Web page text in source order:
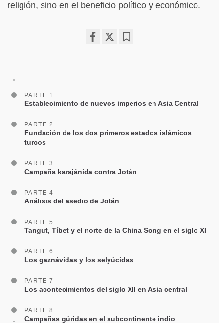
religión, sino en el beneficio político y económico.
PARTE 1
Establecimiento de nuevos imperios en Asia Central
PARTE 2
Fundación de los dos primeros estados islámicos
turcos
PARTE 3
Campaña karajánida contra Jotán
PARTE 4
Análisis del asedio de Jotán
PARTE 5
Tangut, Tíbet y el norte de la China Song en el siglo XI
PARTE 6
Los gaznávidas y los selyúcidas
PARTE 7
Los acontecimientos del siglo XII en Asia central
PARTE 8
Campañas gúridas en el subcontinente indio